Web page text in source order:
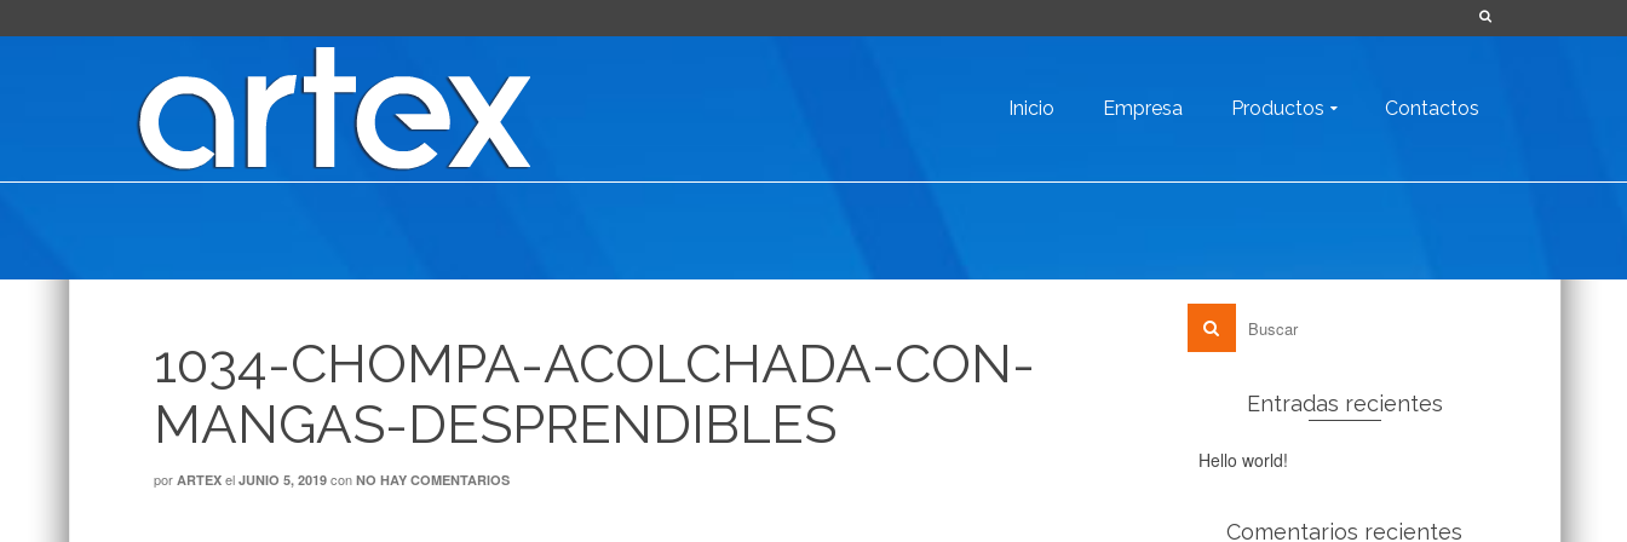
Inicio Empresa Productos Contactos
1034-CHOMPA-ACOLCHADA-CON-
MANGAS-DESPRENDIBLES
por ARTEX el JUNIO 5, 2019 con NO HAY COMENTARIOS
Entradas recientes
Hello world!
Comentarios recientes